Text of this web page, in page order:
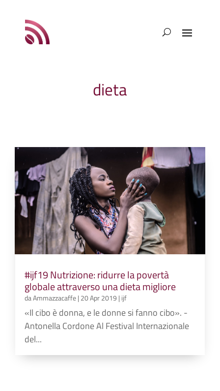
dieta
#ijf19 Nutrizione: ridurre la povertà
globale attraverso una dieta migliore
daAmmazzacaffe| 20 Apr 2019 | ijf
«Il cibo è donna, e le donne si fanno cibo». -
Antonella Cordone Al Festival Internazionale
del...